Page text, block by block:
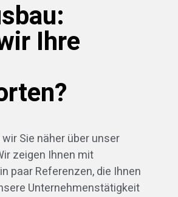
Ihre
Sie näher über unser
zeigen Ihnen mit
paar Referenzen, die Ihnen
Unternehmenstätigkeit